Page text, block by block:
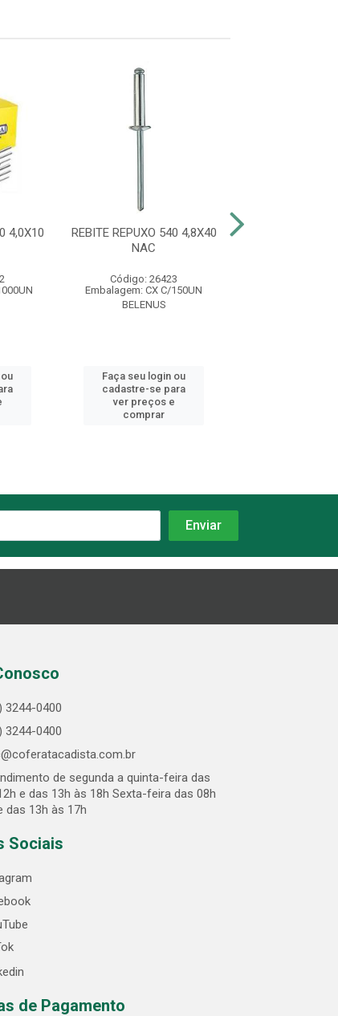
4,0X10
REBITE REPUXO 540 4,8X40
NAC
Código: 26423
Embalagem: CX C/150UN
BELENUS
Faça seu login ou
cadastre-se para
ver preços e
comprar
3244-0400
3244-0400
de segunda a quinta-feira das
e das 13h às 18h Sexta-feira das 08h
das 13h às 17h
Sociais
de Pagamento